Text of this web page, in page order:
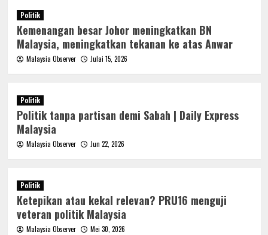
Politik
Kemenangan besar Johor meningkatkan BN
Malaysia, meningkatkan tekanan ke atas Anwar
Malaysia Observer Julai 15, 2026
Politik
Politik tanpa partisan demi Sabah | Daily Express
Malaysia
Malaysia Observer Jun 22, 2026
Politik
Ketepikan atau kekal relevan? PRU16 menguji
veteran politik Malaysia
Malaysia Observer Mei 30, 2026